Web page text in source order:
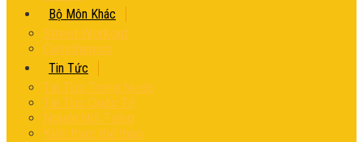
Bộ Môn Khác
Street Workout
Calisthenics
Tin Tức
Tin Tức Trong Nước
Tin Tức Quốc Tế
Người Nổi Tiếng
Kiến thức thể thao